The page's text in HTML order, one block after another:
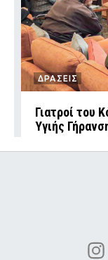
ΔΡΑΣΕΙΣ
Γιατροί του
Υγιής